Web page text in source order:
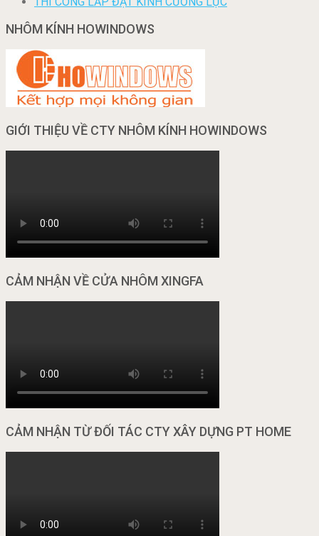
NHÔM KÍNH HOWINDOWS
GIỚI THIỆU VỀ CTY NHÔM KÍNH HOWINDOWS
CẢM NHẬN VỀ CỬA NHÔM XINGFA
CẢM NHẬN TỪ ĐỐI TÁC CTY XÂY DỰNG PT HOME